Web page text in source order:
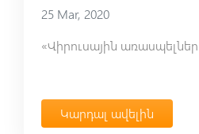
25 Mar, 2020
Կարդալ ավելին